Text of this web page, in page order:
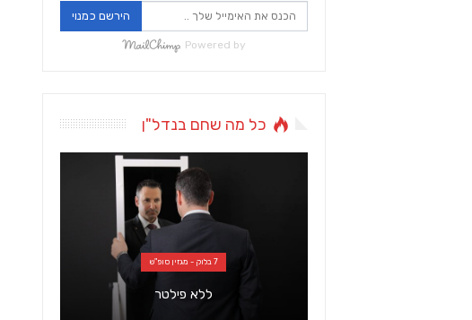
הירשם כמנוי
Powered by
כל מה שחם בנדל"ן
7 בלוק - מגזין סופ"ש
ללא פילטר